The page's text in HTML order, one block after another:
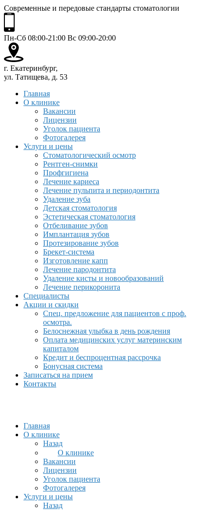
Современные и передовые стандарты стоматологии
Пн-Сб 08:00-21:00 Вс 09:00-20:00
г. Екатеринбург,
ул. Татищева, д. 53
Главная
О клинике
Вакансии
Лицензии
Уголок пациента
Фотогалерея
Услуги и цены
Стоматологический осмотр
Рентген-снимки
Профгигиена
Лечение кариеса
Лечение пульпита и периодонтита
Удаление зуба
Детская стоматология
Эстетическая стоматология
Отбеливание зубов
Имплантация зубов
Протезирование зубов
Брекет-система
Изготовление капп
Лечение пародонтита
Удаление кисты и новообразований
Лечение перикоронита
Специалисты
Акции и скидки
Спец. предложение для пациентов с проф.
осмотра.
Белоснежная улыбка в день рождения
Оплата медицинских услуг материнским
капиталом
Кредит и беспроцентная рассрочка
Бонусная система
Записаться на прием
Контакты
Главная
О клинике
Назад
О клинике
Вакансии
Лицензии
Уголок пациента
Фотогалерея
Услуги и цены
Назад